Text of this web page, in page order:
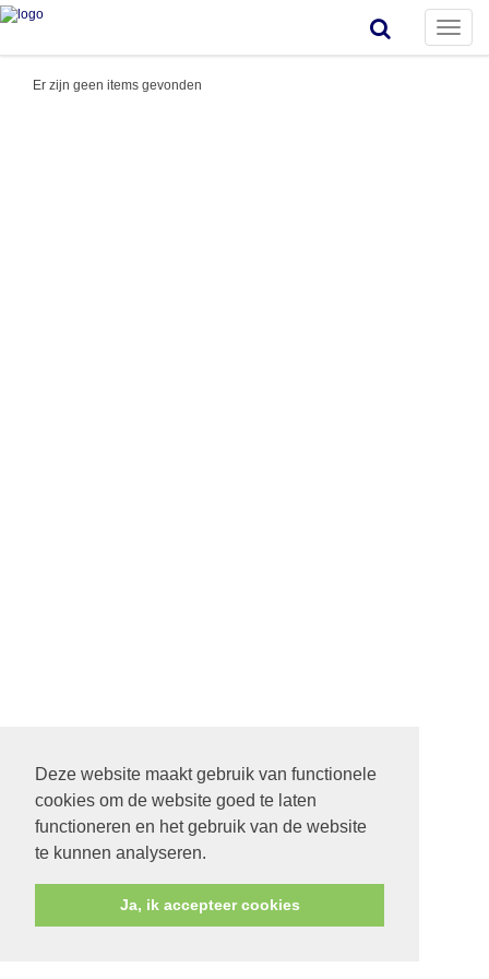
Deze website maakt gebruik van functionele
cookies om de website goed te laten
functioneren en het gebruik van de website
te kunnen analyseren.
Ja, ik accepteer cookies
Toggle
Er zijn geen items gevonden